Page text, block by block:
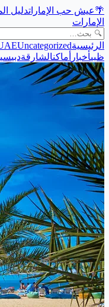
🌴عيش حب الإماراتدليل
الإمارات
الرئيسيةUncategorized
ظبيأخبار أماكنالشارقةدبي